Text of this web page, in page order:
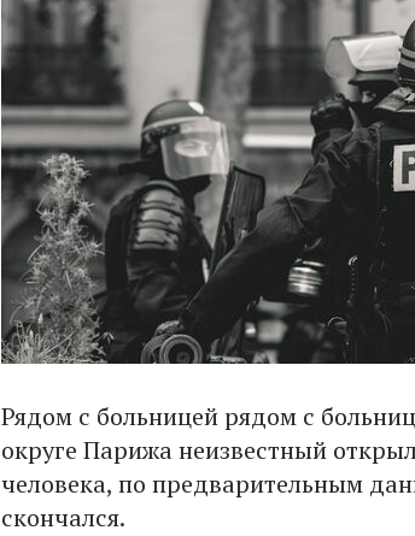
Рядом с больницей рядом с
округе Парижа неизвестный
человека, по предварительным
скончался.